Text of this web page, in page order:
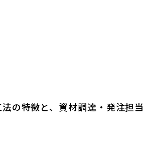
の特徴と、資材調達・発注